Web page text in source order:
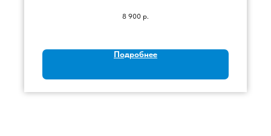
8 900 р.
Подробнее